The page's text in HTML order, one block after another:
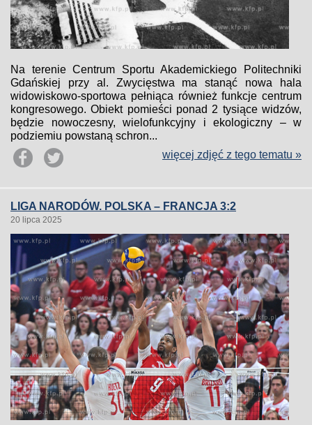
Na terenie Centrum Sportu Akademickiego Politechniki
Gdańskiej przy al. Zwycięstwa ma stanąć nowa hala
widowiskowo-sportowa pełniąca również funkcje centrum
kongresowego. Obiekt pomieści ponad 2 tysiące widzów,
będzie nowoczesny, wielofunkcyjny i ekologiczny – w
podziemiu powstaną schron...
więcej zdjęć z tego tematu »
LIGA NARODÓW. POLSKA – FRANCJA 3:2
20 lipca 2025